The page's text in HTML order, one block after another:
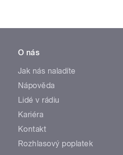
O nás
Jak nás naladíte
Nápověda
Lidé v rádiu
Kariéra
Kontakt
Rozhlasový poplatek